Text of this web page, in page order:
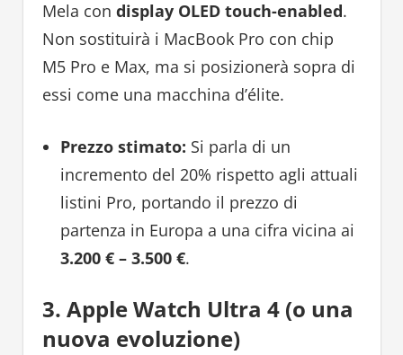
Mela con display OLED touch-enabled.
Non sostituirà i MacBook Pro con chip
M5 Pro e Max, ma si posizionerà sopra di
essi come una macchina d’élite.
Prezzo stimato: Si parla di un
incremento del 20% rispetto agli attuali
listini Pro, portando il prezzo di
partenza in Europa a una cifra vicina ai
3.200 € – 3.500 €.
3. Apple Watch Ultra 4 (o una
nuova evoluzione)